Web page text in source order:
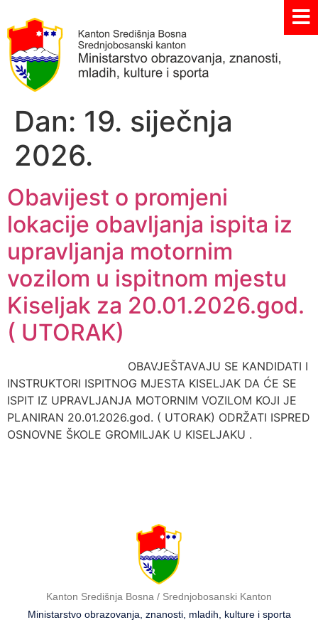
Dan: 19. siječnja
2026.
Obavijest o promjeni
lokacije obavljanja ispita iz
upravljanja motornim
vozilom u ispitnom mjestu
Kiseljak za 20.01.2026.god.
( UTORAK)
OBAVJEŠTAVAJU SE KANDIDATI I
INSTRUKTORI ISPITNOG MJESTA KISELJAK DA ĆE SE
ISPIT IZ UPRAVLJANJA MOTORNIM VOZILOM KOJI JE
PLANIRAN 20.01.2026.god. ( UTORAK) ODRŽATI ISPRED
OSNOVNE ŠKOLE GROMILJAK U KISELJAKU .
Kanton Središnja Bosna / Srednjobosanski Kanton
Ministarstvo obrazovanja, znanosti, mladih, kulture i sporta